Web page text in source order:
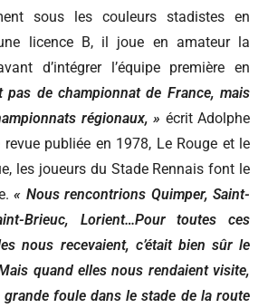
sous les couleurs stadistes en
licence B, il joue en amateur la
d’intégrer l’équipe première en
pas de championnat de France, mais
régionaux, » écrit Adolphe
publiée en 1978, Le Rouge et le
les joueurs du Stade Rennais font le
« Nous rencontrions Quimper, Saint-
Brieuc, Lorient…Pour toutes ces
nous recevaient, c’était bien sûr le
quand elles nous rendaient visite,
grande foule dans le stade de la route